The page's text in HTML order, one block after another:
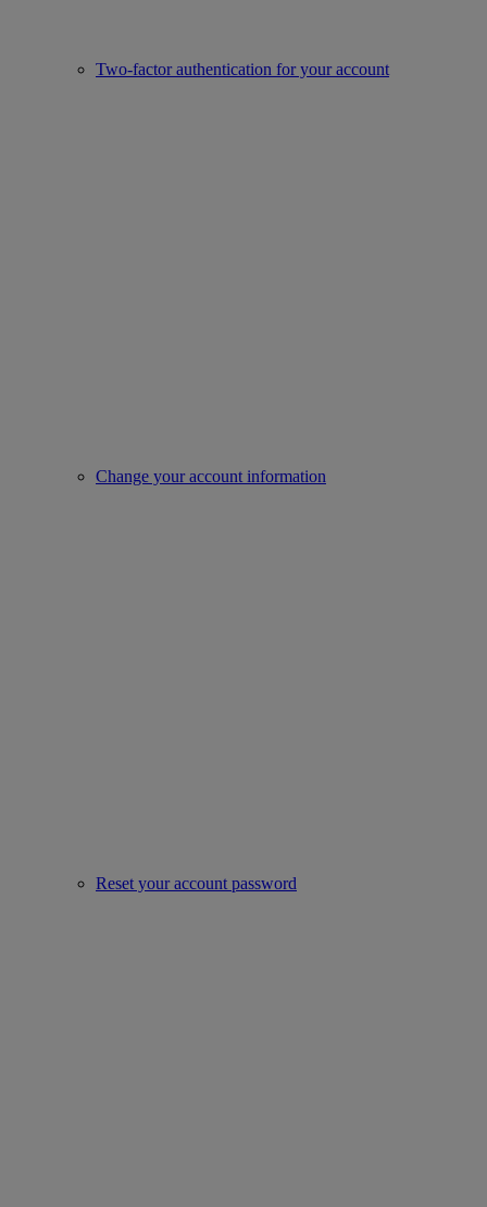
Two-factor authentication for your account
Change your account information
Reset your account password